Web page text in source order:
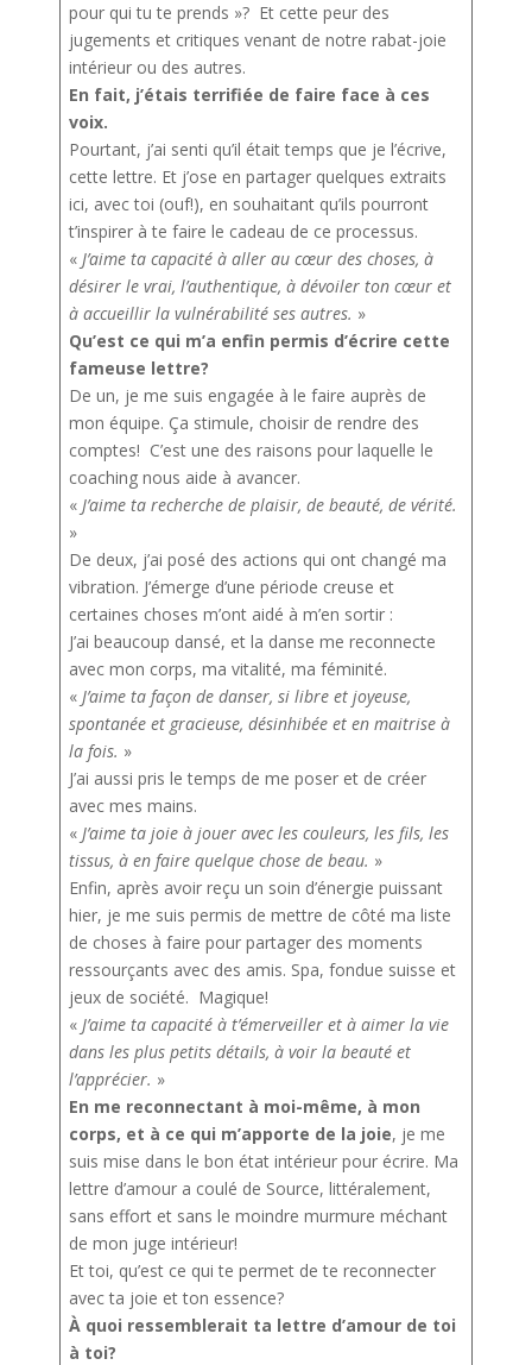
pour qui tu te prends »? Et cette peur des
jugements et critiques venant de notre rabat-joie
intérieur ou des autres.
En fait, j’étais terrifiée de faire face à ces
voix.
Pourtant, j’ai senti qu’il était temps que je l’écrive,
cette lettre. Et j’ose en partager quelques extraits
ici, avec toi (ouf!), en souhaitant qu’ils pourront
t’inspirer à te faire le cadeau de ce processus.
« J’aime ta capacité à aller au cœur des choses, à
désirer le vrai, l’authentique, à dévoiler ton cœur et
à accueillir la vulnérabilité ses autres. »
Qu’est ce qui m’a enfin permis d’écrire cette
fameuse lettre?
De un, je me suis engagée à le faire auprès de
mon équipe. Ça stimule, choisir de rendre des
comptes! C’est une des raisons pour laquelle le
coaching nous aide à avancer.
« J’aime ta recherche de plaisir, de beauté, de vérité.
»
De deux, j’ai posé des actions qui ont changé ma
vibration. J’émerge d’une période creuse et
certaines choses m’ont aidé à m’en sortir :
J’ai beaucoup dansé, et la danse me reconnecte
avec mon corps, ma vitalité, ma féminité.
« J’aime ta façon de danser, si libre et joyeuse,
spontanée et gracieuse, désinhibée et en maitrise à
la fois. »
J’ai aussi pris le temps de me poser et de créer
avec mes mains.
« J’aime ta joie à jouer avec les couleurs, les fils, les
tissus, à en faire quelque chose de beau. »
Enfin, après avoir reçu un soin d’énergie puissant
hier, je me suis permis de mettre de côté ma liste
de choses à faire pour partager des moments
ressourçants avec des amis. Spa, fondue suisse et
jeux de société. Magique!
« J’aime ta capacité à t’émerveiller et à aimer la vie
dans les plus petits détails, à voir la beauté et
l’apprécier. »
En me reconnectant à moi-même, à mon
corps, et à ce qui m’apporte de la joie, je me
suis mise dans le bon état intérieur pour écrire. Ma
lettre d’amour a coulé de Source, littéralement,
sans effort et sans le moindre murmure méchant
de mon juge intérieur!
Et toi, qu’est ce qui te permet de te reconnecter
avec ta joie et ton essence?
À quoi ressemblerait ta lettre d’amour de toi
à toi?